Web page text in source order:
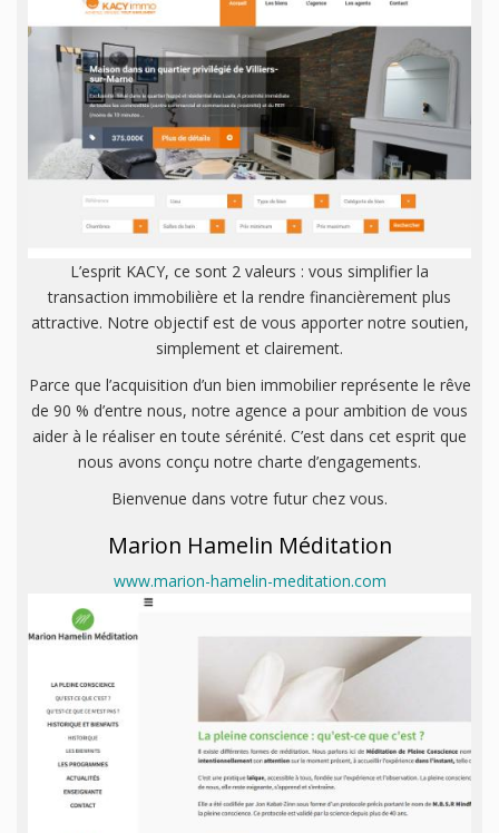
L’esprit KACY, ce sont 2 valeurs : vous simplifier la
transaction immobilière et la rendre financièrement plus
attractive. Notre objectif est de vous apporter notre soutien,
simplement et clairement.
Parce que l’acquisition d’un bien immobilier représente le rêve
de 90 % d’entre nous, notre agence a pour ambition de vous
aider à le réaliser en toute sérénité. C’est dans cet esprit que
nous avons conçu notre charte d’engagements.
Bienvenue dans votre futur chez vous.
Marion Hamelin Méditation
www.marion-hamelin-meditation.com